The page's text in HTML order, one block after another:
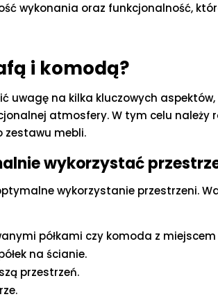
wykonania oraz funkcjonalność,
i komodą?
uwagę na kilka kluczowych
atmosfery. W tym celu należy
zestawu mebli.
wykorzystać
wykorzystanie przestrzeni.
półkami czy komoda z
na ścianie.
przestrzeń.